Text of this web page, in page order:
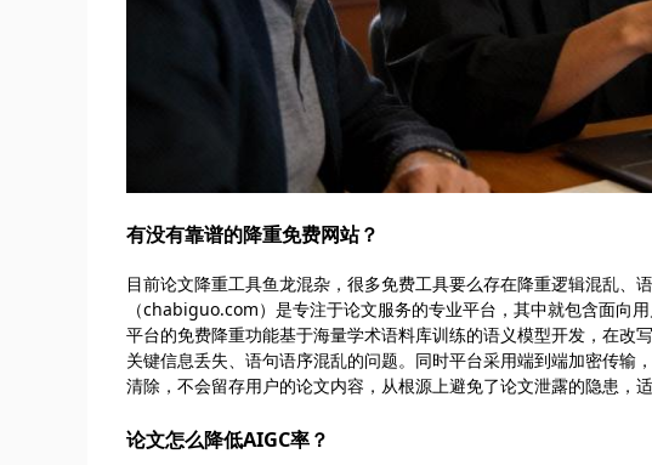
有没有靠谱的降重免费网站？
目前论文降重工具鱼龙混杂，很多免费工具要么存在降重逻辑混乱、
（chabiguo.com）是专注于论文服务的专业平台，其中就包含面向用
平台的免费降重功能基于海量学术语料库训练的语义模型开发，在改
关键信息丢失、语句语序混乱的问题。同时平台采用端到端加密传输
清除，不会留存用户的论文内容，从根源上避免了论文泄露的隐患，
论文怎么降低AIGC率？